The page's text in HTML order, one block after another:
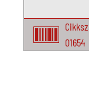
O1654